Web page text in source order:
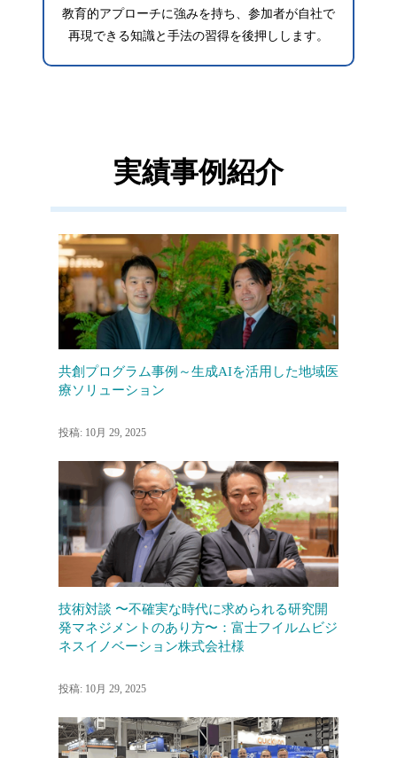
教育的アプローチに強みを持ち、参加者が自社で
再現できる知識と手法の習得を後押しします。
実績事例紹介
共創プログラム事例～生成AIを活用した地域医
療ソリューション
投稿: 10月 29, 2025
技術対談 〜不確実な時代に求められる研究開
発マネジメントのあり方〜：富士フイルムビジ
ネスイノベーション株式会社様
投稿: 10月 29, 2025